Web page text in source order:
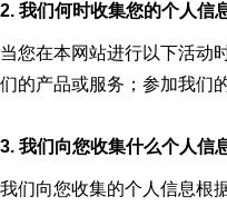
2. 我们何时收集您的个人信
当您在本网站进行以下活动
们的产品或服务；参加我们
3. 我们向您收集什么个人信
我们向您收集的个人信息根